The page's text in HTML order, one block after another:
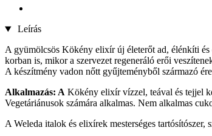
Leírás
A gyümölcsös Kökény elixír új életerőt ad, élénkíti és
korban is, mikor a szervezet regeneráló erői
A készítmény vadon nőtt gyűjteményből származó
Alkalmazás: A Kökény elixír vízzel, teával és tejjel
Vegetáriánusok számára alkalmas. Nem alkalmas
A Weleda italok és elixírek mesterséges tartósítószer,